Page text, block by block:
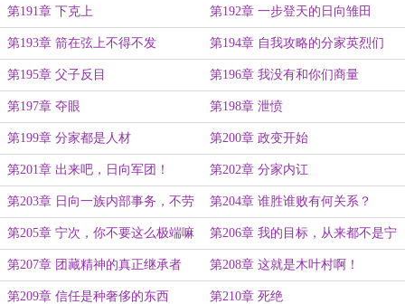
第191章 下克上 第192章 一步登天的日向雏田
第193章 箭在弦上不得不发 第194章 自我攻略的分家英烈们
第195章 父子反目 第196章 我没有和你们商量
第197章 夺眼 第198章 泄愤
第199章 分家都是人材 第200章 政变开始
第201章 出来吧，日向军团！ 第202章 分家内讧
第203章 日向一族内部事务，不劳
村子费心
第204章 谁胜谁败有何关系？
第205章 宁次，你不要这么极端嘛 第206章 我的目标，从来都不是宁
次，是鼬哦！
第207章 团藏精神的真正继承者 第208章 这就是木叶村啊！
第209章 信任是种奢侈的东西 第210章 死绝